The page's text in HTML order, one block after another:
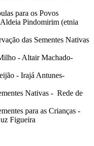
para os Povos
Pindomirim (etnia
das Sementes Nativas
- Altair Machado-
- Irajá Antunes-
Nativas - Rede de
para as Crianças -
Figueira